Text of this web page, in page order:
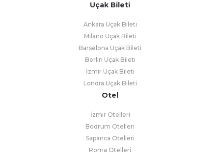
Uçak Bileti
Ankara Uçak Bileti
Milano Uçak Bileti
Barselona Uçak Bileti
Berlin Uçak Bileti
İzmir Uçak Bileti
Londra Uçak Bileti
Otel
İzmir Otelleri
Bodrum Otelleri
Sapanca Otelleri
Roma Otelleri